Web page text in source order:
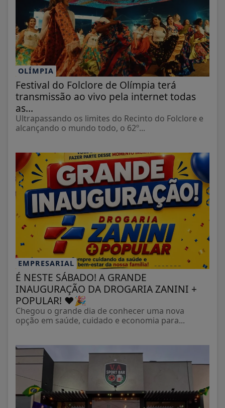
OLÍMPIA
Festival do Folclore de Olímpia terá
transmissão ao vivo pela internet todas
as...
Ultrapassando os limites do Recinto do Folclore e
alcançando o mundo todo, o 62º...
EMPRESARIAL
É NESTE SÁBADO! A GRANDE
INAUGURAÇÃO DA DROGARIA ZANINI +
POPULAR! ❤️🎉
Chegou o grande dia de conhecer uma nova
opção em saúde, cuidado e economia para...